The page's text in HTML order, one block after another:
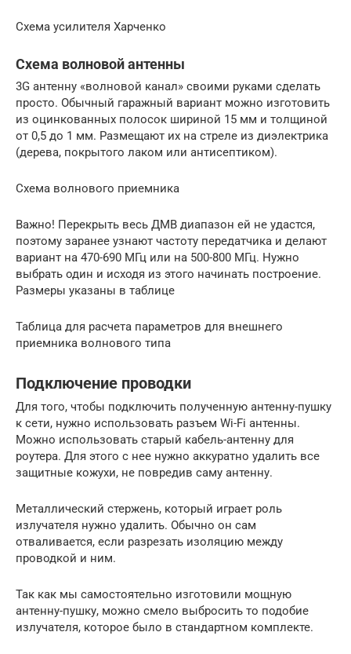
Схема усилителя Харченко
Схема волновой антенны
3G антенну «волновой канал» своими руками сделать
просто. Обычный гаражный вариант можно изготовить
из оцинкованных полосок шириной 15 мм и толщиной
от 0,5 до 1 мм. Размещают их на стреле из диэлектрика
(дерева, покрытого лаком или антисептиком).
Схема волнового приемника
Важно! Перекрыть весь ДМВ диапазон ей не удастся,
поэтому заранее узнают частоту передатчика и делают
вариант на 470-690 МГц или на 500-800 МГц. Нужно
выбрать один и исходя из этого начинать построение.
Размеры указаны в таблице
Таблица для расчета параметров для внешнего
приемника волнового типа
Подключение проводки
Для того, чтобы подключить полученную антенну-пушку
к сети, нужно использовать разъем Wi-Fi антенны.
Можно использовать старый кабель-антенну для
роутера. Для этого с нее нужно аккуратно удалить все
защитные кожухи, не повредив саму антенну.
Металлический стержень, который играет роль
излучателя нужно удалить. Обычно он сам
отваливается, если разрезать изоляцию между
проводкой и ним.
Так как мы самостоятельно изготовили мощную
антенну-пушку, можно смело выбросить то подобие
излучателя, которое было в стандартном комплекте.